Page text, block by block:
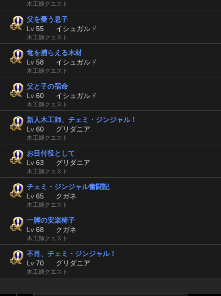
木工師クエスト
父を憂う息子
Lv 55 イシュガルド
木工師クエスト
竜を捕らえる木材
Lv 58 イシュガルド
木工師クエスト
父と子の宿命
Lv 60 イシュガルド
木工師クエスト
新人木工師、チェミ・ジンジャル！
Lv 60 グリダニア
木工師クエスト
お目付役として
Lv 63 グリダニア
木工師クエスト
チェミ・ジンジャル奮闘記
Lv 65 クガネ
木工師クエスト
一脚の安楽椅子
Lv 68 クガネ
木工師クエスト
不肖、チェミ・ジンジャル！
Lv 70 グリダニア
木工師クエスト